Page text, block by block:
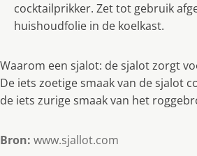
cocktailprikker. Zet tot gebruik
huishoudfolie in de koelkast.
Waarom een sjalot: de sjalot zorgt
De iets zoetige smaak van de sjalot
de iets zurige smaak van het
Bron: www.sjallot.com